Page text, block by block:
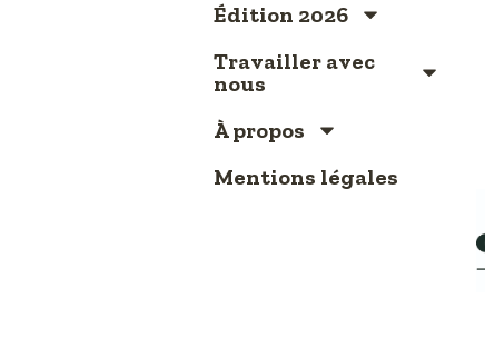
Édition 2026
Travailler avec
nous
À propos
Mentions légales